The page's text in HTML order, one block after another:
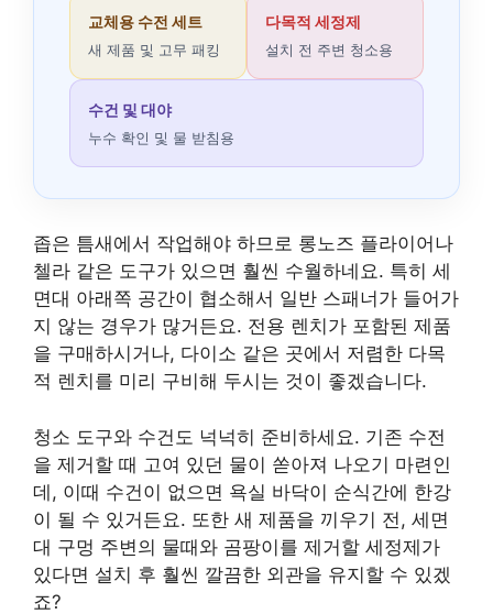
교체용 수전 세트
새 제품 및 고무 패킹
다목적 세정제
설치 전 주변 청소용
수건 및 대야
누수 확인 및 물 받침용
좁은 틈새에서 작업해야 하므로 롱노즈 플라이어나
첼라 같은 도구가 있으면 훨씬 수월하네요. 특히 세
면대 아래쪽 공간이 협소해서 일반 스패너가 들어가
지 않는 경우가 많거든요. 전용 렌치가 포함된 제품
을 구매하시거나, 다이소 같은 곳에서 저렴한 다목
적 렌치를 미리 구비해 두시는 것이 좋겠습니다.
청소 도구와 수건도 넉넉히 준비하세요. 기존 수전
을 제거할 때 고여 있던 물이 쏟아져 나오기 마련인
데, 이때 수건이 없으면 욕실 바닥이 순식간에 한강
이 될 수 있거든요. 또한 새 제품을 끼우기 전, 세면
대 구멍 주변의 물때와 곰팡이를 제거할 세정제가
있다면 설치 후 훨씬 깔끔한 외관을 유지할 수 있겠
죠?